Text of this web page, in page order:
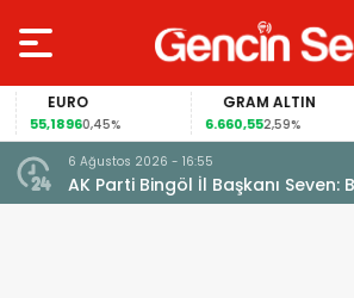
EURO
55,18960,45%
GRAM ALTIN
6.660,552,59%
6 Ağustos 2026 - 16:55
AK Parti Bingöl İl Başkanı Seven:
fırsat pencereleri açılıyor